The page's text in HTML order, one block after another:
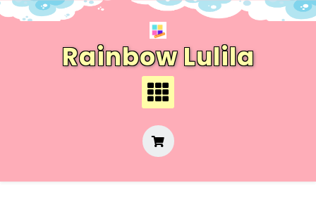
Skip
Rainbow Lulila